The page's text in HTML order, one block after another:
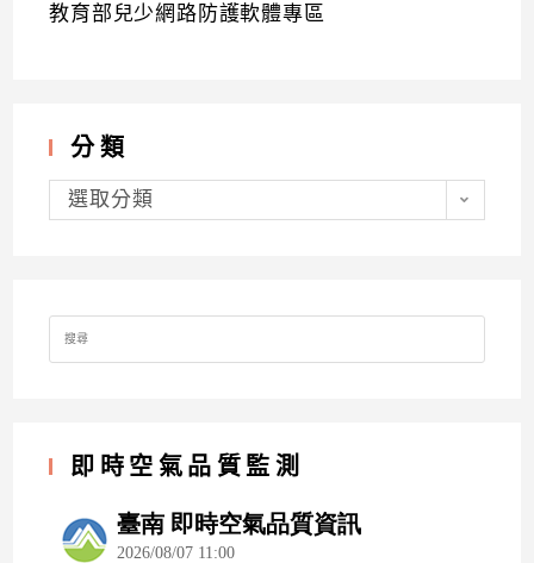
教育部兒少網路防護軟體專區
分類
分
類選取分類
Search
for:
即時空氣品質監測